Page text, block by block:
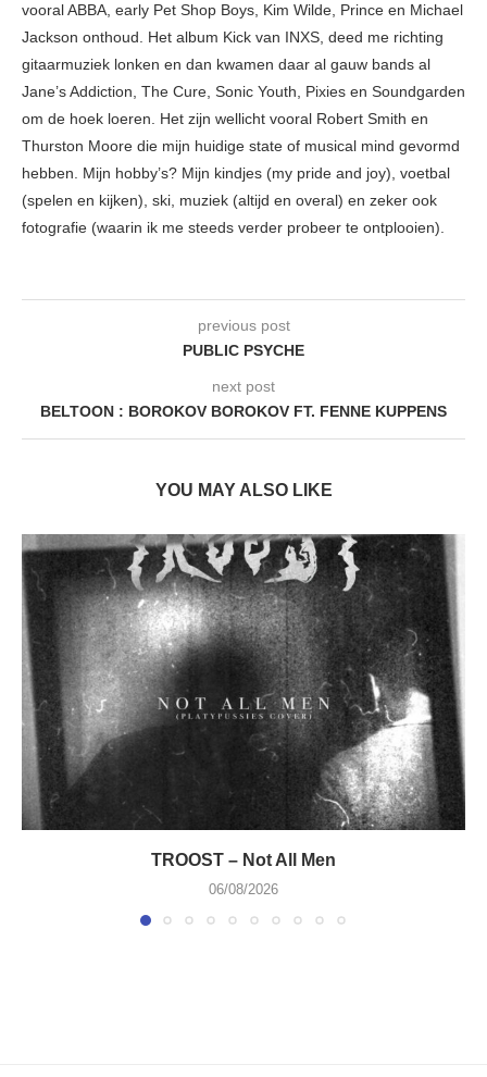
vooral ABBA, early Pet Shop Boys, Kim Wilde, Prince en Michael
Jackson onthoud. Het album Kick van INXS, deed me richting
gitaarmuziek lonken en dan kwamen daar al gauw bands al
Jane’s Addiction, The Cure, Sonic Youth, Pixies en Soundgarden
om de hoek loeren. Het zijn wellicht vooral Robert Smith en
Thurston Moore die mijn huidige state of musical mind gevormd
hebben. Mijn hobby’s? Mijn kindjes (my pride and joy), voetbal
(spelen en kijken), ski, muziek (altijd en overal) en zeker ook
fotografie (waarin ik me steeds verder probeer te ontplooien).
previous post
PUBLIC PSYCHE
next post
BELTOON : BOROKOV BOROKOV FT. FENNE KUPPENS
YOU MAY ALSO LIKE
TROOST – Not All Men
06/08/2026